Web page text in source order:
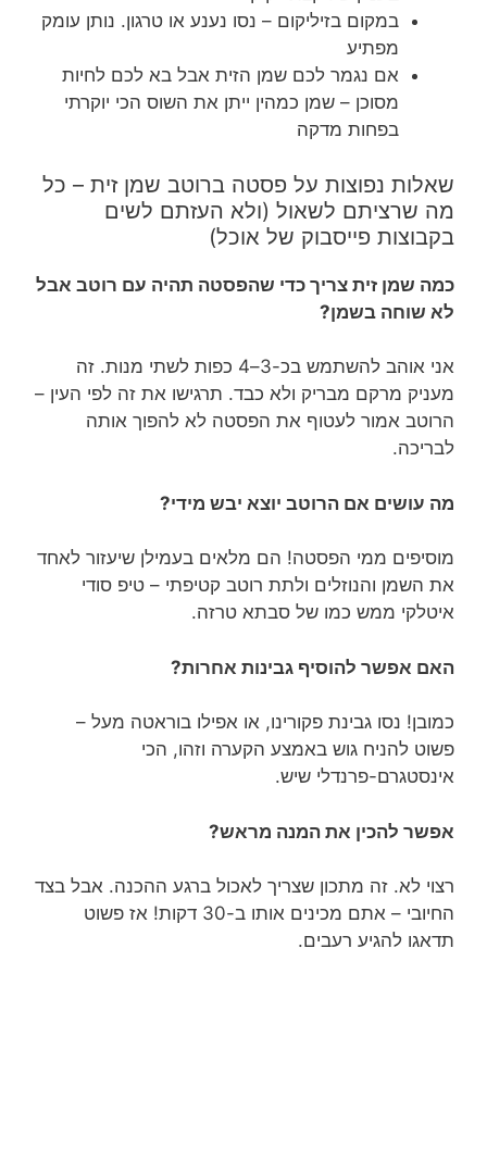
במקום בזיליקום – נסו נענע או טרגון. נותן עומק
מפתיע
אם נגמר לכם שמן הזית אבל בא לכם לחיות
מסוכן – שמן כמהין ייתן את השוס הכי יוקרתי
בפחות מדקה
שאלות נפוצות על פסטה ברוטב שמן זית – כל
מה שרציתם לשאול (ולא העזתם לשים
בקבוצות פייסבוק של אוכל)
כמה שמן זית צריך כדי שהפסטה תהיה עם רוטב אבל
לא שוחה בשמן?
אני אוהב להשתמש בכ-3–4 כפות לשתי מנות. זה
מעניק מרקם מבריק ולא כבד. תרגישו את זה לפי העין –
הרוטב אמור לעטוף את הפסטה לא להפוך אותה
לבריכה.
מה עושים אם הרוטב יוצא יבש מידי?
מוסיפים ממי הפסטה! הם מלאים בעמילן שיעזור לאחד
את השמן והנוזלים ולתת רוטב קטיפתי – טיפ סודי
איטלקי ממש כמו של סבתא טרזה.
האם אפשר להוסיף גבינות אחרות?
כמובן! נסו גבינת פקורינו, או אפילו בוראטה מעל –
פשוט להניח גוש באמצע הקערה וזהו, הכי
אינסטגרם-פרנדלי שיש.
אפשר להכין את המנה מראש?
רצוי לא. זה מתכון שצריך לאכול ברגע ההכנה. אבל בצד
החיובי – אתם מכינים אותו ב-30 דקות! אז פשוט
תדאגו להגיע רעבים.